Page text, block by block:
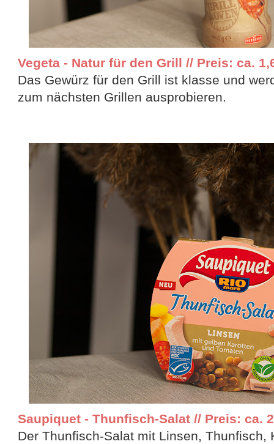
Vegeta - Natur für den Grill // Preis: ca.
Das Gewürz für den Grill ist klasse und
zum nächsten Grillen ausprobieren.
Saupiquet - Thunfisch-Salat // Preis: ca.
Der Thunfisch-Salat mit Linsen, Thunfisch,